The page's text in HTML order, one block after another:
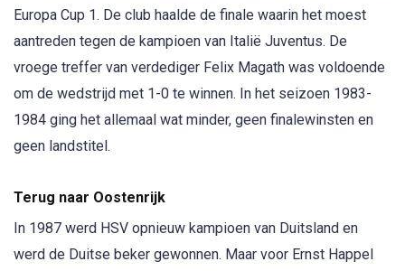
Europa Cup 1. De club haalde de finale waarin het moest
aantreden tegen de kampioen van Italië Juventus. De
vroege treffer van verdediger Felix Magath was voldoende
om de wedstrijd met 1-0 te winnen. In het seizoen 1983-
1984 ging het allemaal wat minder, geen finalewinsten en
geen landstitel.
Terug naar Oostenrijk
In 1987 werd HSV opnieuw kampioen van Duitsland en
werd de Duitse beker gewonnen. Maar voor Ernst Happel